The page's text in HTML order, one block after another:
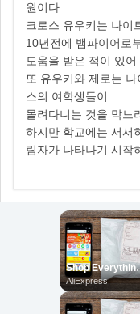
원이다.
크로스 유우키는 나이
10년전에 뱀파이어로
도움을 받은 적이 있
또 유우키와 제로는
스의 여학생들이
몰려다니는 것을 막느
하지만 학교에는 서서
림자가 나타나기 시작